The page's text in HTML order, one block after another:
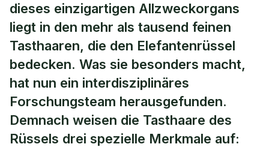
dieses einzigartigen Allzweckorgans
liegt in den mehr als tausend feinen
Tasthaaren, die den Elefantenrüssel
bedecken. Was sie besonders macht,
hat nun ein interdisziplinäres
Forschungsteam herausgefunden.
Demnach weisen die Tasthaare des
Rüssels drei spezielle Merkmale auf: